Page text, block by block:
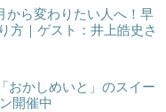
から変わりたい人へ！早
方｜ゲスト：井上皓史さ
おかしめいと」のスイー
開催中